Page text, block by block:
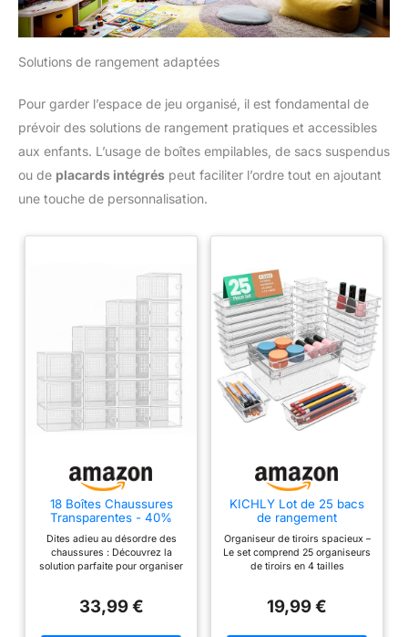
Solutions de rangement adaptées
Pour garder l’espace de jeu organisé, il est fondamental de
prévoir des solutions de rangement pratiques et accessibles
aux enfants. L’usage de boîtes empilables, de sacs suspendus
ou de placards intégrés peut faciliter l’ordre tout en ajoutant
une touche de personnalisation.
18 Boîtes Chaussures
Transparentes - 40%
Plus Solide - Jusqu'à
Taille 44
Dites adieu au désordre des
chaussures : Découvrez la
solution parfaite pour organiser
transparentes, 40% plus solide
33,99 €
KICHLY Lot de 25 bacs
de rangement
Organiseur de tiroirs spacieux –
Le set comprend 25 organiseurs
de tiroirs en 4 tailles
votre placard. Les tailles
19,99 €